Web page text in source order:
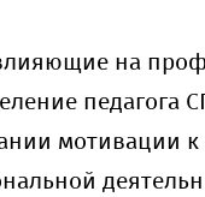
на
педагога
мотивации к